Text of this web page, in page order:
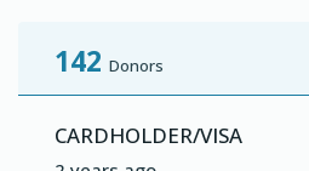
Sold
142 Donors
CARDHOLDER/VISA